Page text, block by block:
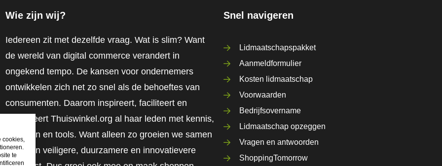
Wie zijn wij?
Iedereen zit met dezelfde vraag. Wat is slim? Want
de wereld van digital commerce verandert in
ongekend tempo. De kansen voor ondernemers
ontwikkelen zich net zo snel als de behoeftes van
consumenten. Daarom inspireert, faciliteert en
mobiliseert Thuiswinkel.org al haar leden met kennis,
inzichten en tools. Want alleen zo groeien we samen
naar een veiligere, duurzamere en innovatievere
Snel navigeren
Lidmaatschapspakket
Aanmeldformulier
Kosten lidmaatschap
Voorwaarden
Bedrijfsovername
Lidmaatschap opzeggen
Vragen en antwoorden
ShoppingTomorrow
cookies,
te